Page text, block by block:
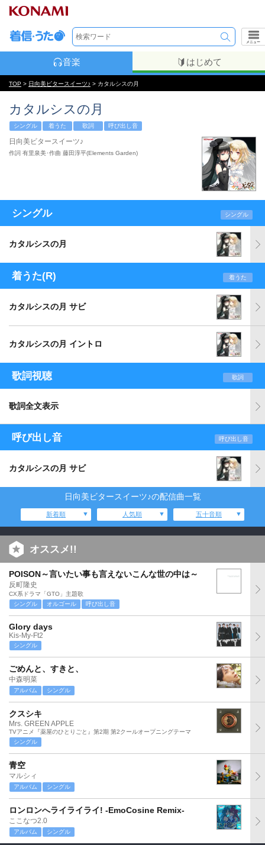
メニュー
音楽 はじめて
TOP > 日向美ビタースイーツ♪ > カタルシスの月
カタルシスの月
シングル 着うた 歌詞 呼び出し音
日向美ビタースイーツ♪
作詞 有里泉美･作曲 藤田淳平(Elements Garden)
シングル シングル
カタルシスの月
着うた(R) 着うた
カタルシスの月 サビ
カタルシスの月 イントロ
歌詞視聴 歌詞
歌詞全文表示
呼び出し音 呼び出し音
カタルシスの月 サビ
日向美ビタースイーツ♪の配信曲一覧
新着順 人気順 五十音順
オススメ!!
POISON～言いたい事も言えないこんな世の中は～
反町隆史
CX系ドラマ「GTO」主題歌
シングル
オルゴール 呼び出し音
Glory days
Kis-My-Ft2
シングル
ごめんと、すきと、
中森明菜
アルバム シングル
クスシキ
Mrs. GREEN APPLE
TVアニメ『薬屋のひとりごと』第2期 第2クールオープニングテーマ
シングル
青空
マルシィ
アルバム シングル
ロンロンへライライライ! -EmoCosine Remix-
ここなつ2.0
アルバム シングル